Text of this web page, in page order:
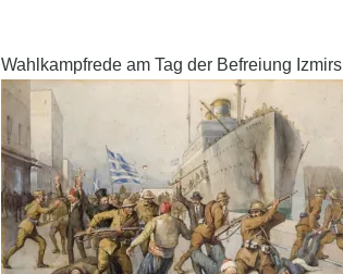
Wahlkampfrede am Tag der Befreiung Izmirs